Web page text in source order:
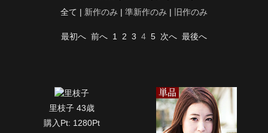
全て | 新作のみ | 準新作のみ | 旧作のみ
最初へ 前へ 1 2 3 4 5 次へ 最後へ
里枝子 43歳
購入Pt: 1280Pt